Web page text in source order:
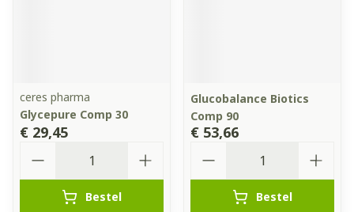
ceres pharma
Glycepure Comp 30
€ 29,45
Bestel
Glucobalance Biotics
Comp 90
€ 53,66
Bestel